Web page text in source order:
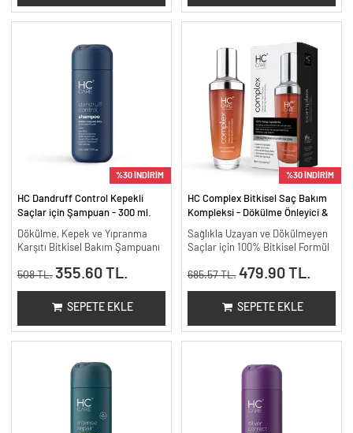
%30 İNDİRİM
HC Dandruff Control Kepekli
Saçlar için Şampuan - 300 ml.
Dökülme, Kepek ve Yıpranma
Karşıtı Bitkisel Bakım Şampuanı
508 TL. 355.60 TL.
SEPETE EKLE
%30 İNDİRİM
HC Complex Bitkisel Saç Bakım
Kompleksi - Dökülme Önleyici &
100 ml
Sağlıkla Uzayan ve Dökülmeyen
Saçlar için 100% Bitkisel Formül
685.57 TL. 479.90 TL.
SEPETE EKLE